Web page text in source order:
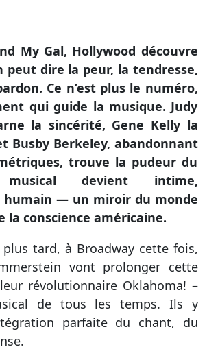
My Gal, Hollywood découvre
peut dire la peur, la tendresse,
Ce n’est plus le numéro,
qui guide la musique. Judy
la sincérité, Gene Kelly la
Busby Berkeley, abandonnant
trouve la pudeur du
devient intime,
humain — un miroir du monde
la conscience américaine.
tard, à Broadway cette fois,
vont prolonger cette
révolutionnaire Oklahoma! –
de tous les temps. Ils y
parfaite du chant, du